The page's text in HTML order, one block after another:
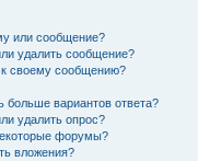
или сообщение?
удалить сообщение?
к своему сообщению?
больше вариантов ответа?
удалить опрос?
форумы?
вложения?